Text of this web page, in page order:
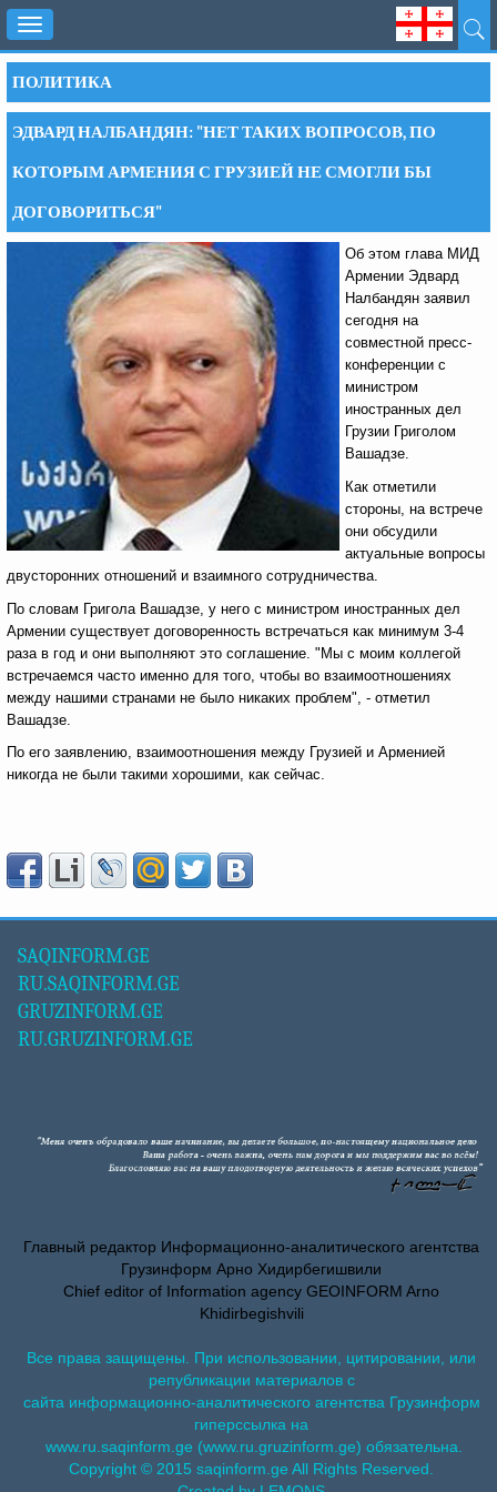
Toggle
navigation
ПОЛИТИКА
ЭДВАРД НАЛБАНДЯН: "НЕТ ТАКИХ ВОПРОСОВ, ПО
КОТОРЫМ АРМЕНИЯ С ГРУЗИЕЙ НЕ СМОГЛИ БЫ
ДОГОВОРИТЬСЯ"
Об этом глава МИД
Армении Эдвард
Налбандян заявил
сегодня на
совместной пресс-
конференции с
министром
иностранных дел
Грузии Григолом
Вашадзе.
Как отметили
стороны, на встрече
они обсудили
актуальные вопросы
двусторонних отношений и взаимного сотрудничества.
По словам Григола Вашадзе, у него с министром иностранных дел
Армении существует договоренность встречаться как минимум 3-4
раза в год и они выполняют это соглашение. "Мы с моим коллегой
встречаемся часто именно для того, чтобы во взаимоотношениях
между нашими странами не было никаких проблем", - отметил
Вашадзе.
По его заявлению, взаимоотношения между Грузией и Арменией
никогда не были такими хорошими, как сейчас.
SAQINFORM.GE
RU.SAQINFORM.GE
GRUZINFORM.GE
RU.GRUZINFORM.GE
Главный редактор Информационно-аналитического агентства
Грузинформ Арно Хидирбегишвили
Chief editor of Information agency GEOINFORM Arno
Khidirbegishvili
Все права защищены. При использовании, цитировании, или
републикации материалов с
сайта информационно-аналитического агентства Грузинформ
гиперссылка на
www.ru.saqinform.ge (www.ru.gruzinform.ge) обязательна.
Copyright © 2015 saqinform.ge All Rights Reserved.